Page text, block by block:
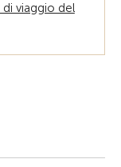
viaggio del